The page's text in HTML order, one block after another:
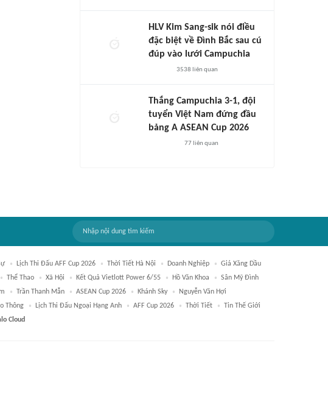
HLV Kim Sang-sik nói điều
đặc biệt về Đình Bắc sau cú
đúp vào lưới Campuchia
3538 liên quan
Thắng Campuchia 3-1, đội
tuyển Việt Nam đứng đầu
bảng A ASEAN Cup 2026
77liên quan
Lịch Thi Đấu AFF Cup 2026 Thời Tiết Hà Nội Doanh Nghiệp
Giá Xăng Dầu
Thể Thao Xã Hội Kết Quả Vietlott Power 6/55 Hồ Văn Khoa
Sân Mỹ Đình
Trần Thanh Mẫn ASEAN Cup 2026 Khánh Sky
Nguyễn Văn Hợi
Thông Lịch Thi Đấu Ngoại Hạng Anh AFF Cup 2026 Thời Tiết
Tin Thế Giới
Cloud